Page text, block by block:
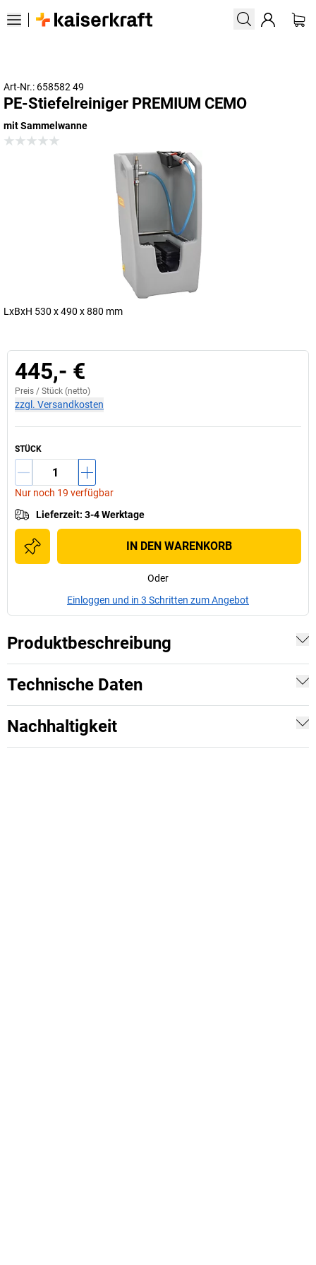
Art-Nr.: 658582 49
PE-Stiefelreiniger PREMIUM CEMO
mit Sammelwanne
LxBxH 530 x 490 x 880 mm
445,- €
Preis / Stück (netto)
zzgl. Versandkosten
STÜCK
Nur noch 19 verfügbar
Lieferzeit: 3-4 Werktage
IN DEN WARENKORB
Oder
Einloggen und in 3 Schritten zum Angebot
Produktbeschreibung
Technische Daten
Nachhaltigkeit